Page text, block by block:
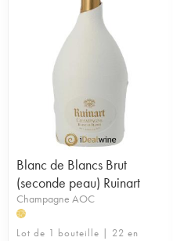
Blanc de Blancs Brut
(seconde peau) Ruinart
Champagne AOC
H
Lot de 1 bouteille | 22 en